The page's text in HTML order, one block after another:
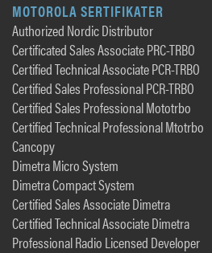
MOTOROLA SERTIFIKATER
Authorized Nordic Distributor
Certificated Sales Associate PRC-TRBO
Certified Technical Associate PCR-TRBO
Certified Sales Professional PCR-TRBO
Certified Sales Professional Mototrbo
Certified Technical Professional Mtotrbo
Cancopy
Dimetra Micro System
Dimetra Compact System
Certified Sales Associate Dimetra
Certified Technical Associate Dimetra
Professional Radio Licensed Developer